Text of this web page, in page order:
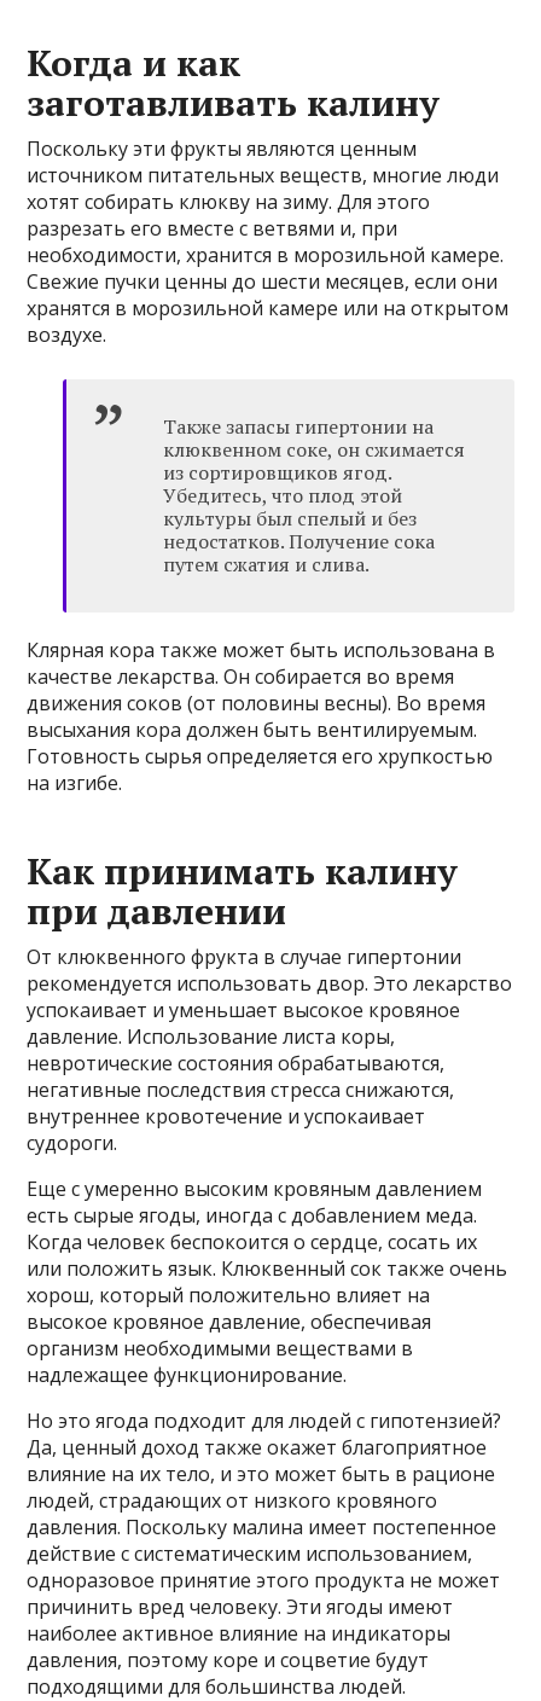
Когда и как
заготавливать калину
Поскольку эти фрукты являются ценным
источником питательных веществ, многие люди
хотят собирать клюкву на зиму. Для этого
разрезать его вместе с ветвями и, при
необходимости, хранится в морозильной камере.
Свежие пучки ценны до шести месяцев, если они
хранятся в морозильной камере или на открытом
воздухе.
Также запасы гипертонии на
клюквенном соке, он сжимается
из сортировщиков ягод.
Убедитесь, что плод этой
культуры был спелый и без
недостатков. Получение сока
путем сжатия и слива.
Клярная кора также может быть использована в
качестве лекарства. Он собирается во время
движения соков (от половины весны). Во время
высыхания кора должен быть вентилируемым.
Готовность сырья определяется его хрупкостью
на изгибе.
Как принимать калину
при давлении
От клюквенного фрукта в случае гипертонии
рекомендуется использовать двор. Это лекарство
успокаивает и уменьшает высокое кровяное
давление. Использование листа коры,
невротические состояния обрабатываются,
негативные последствия стресса снижаются,
внутреннее кровотечение и успокаивает
судороги.
Еще с умеренно высоким кровяным давлением
есть сырые ягоды, иногда с добавлением меда.
Когда человек беспокоится о сердце, сосать их
или положить язык. Клюквенный сок также очень
хорош, который положительно влияет на
высокое кровяное давление, обеспечивая
организм необходимыми веществами в
надлежащее функционирование.
Но это ягода подходит для людей с гипотензией?
Да, ценный доход также окажет благоприятное
влияние на их тело, и это может быть в рационе
людей, страдающих от низкого кровяного
давления. Поскольку малина имеет постепенное
действие с систематическим использованием,
одноразовое принятие этого продукта не может
причинить вред человеку. Эти ягоды имеют
наиболее активное влияние на индикаторы
давления, поэтому коре и соцветие будут
подходящими для большинства людей.